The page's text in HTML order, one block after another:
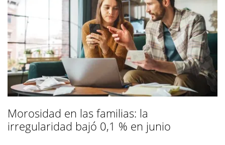
Morosidad en las familias: la
irregularidad bajó 0,1 % en junio